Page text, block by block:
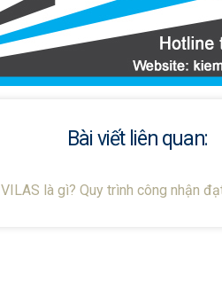
Bài viết liên quan:
VILAS là gì? Quy trình công nhận